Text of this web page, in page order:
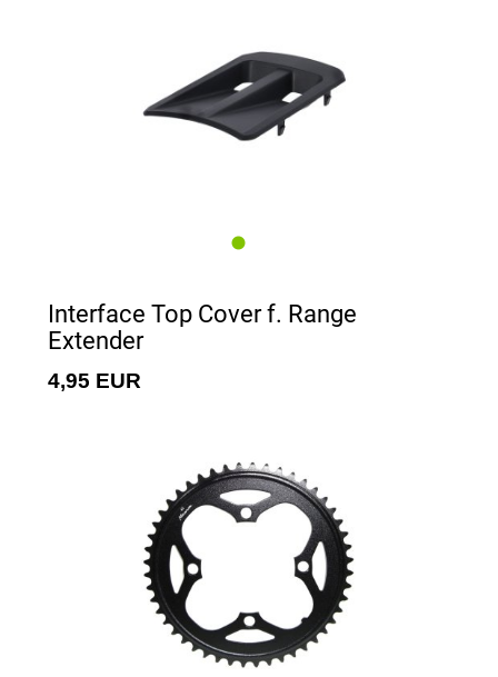
Interface Top Cover f. Range
Extender
4,95 EUR